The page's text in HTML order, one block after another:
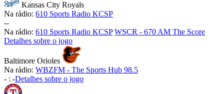
Kansas City Royals
Na rádio: 610 Sports Radio KCSP
--
Na rádio: 610 Sports Radio KCSP WSCR - 670 AM The Score
Detalhes sobre o jogo
Baltimore Orioles
Na rádio: WBZFM - The Sports Hub 98.5
- : -Detalhes sobre o jogo